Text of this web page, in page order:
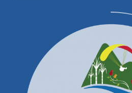
Productos y Servicios
Convocatorias Precalificación